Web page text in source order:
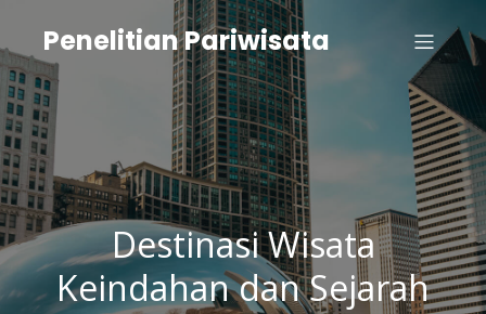
Penelitian Pariwisata
Destinasi Wisata
Keindahan dan Sejarah